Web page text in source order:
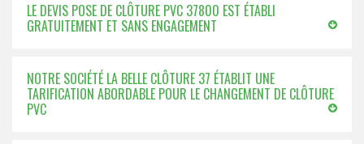
LE DEVIS POSE DE CLÔTURE PVC 37800 EST ÉTABLI
GRATUITEMENT ET SANS ENGAGEMENT
NOTRE SOCIÉTÉ LA BELLE CLÔTURE 37 ÉTABLIT UNE
TARIFICATION ABORDABLE POUR LE CHANGEMENT DE CLÔTURE
PVC